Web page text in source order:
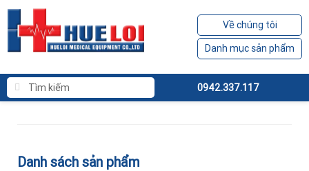
Về chúng tôi
Danh mục sản phẩm
0942.337.117
Danh sách sản phẩm